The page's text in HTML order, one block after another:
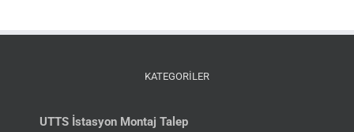
KATEGORİLER
UTTS İstasyon Montaj Talep